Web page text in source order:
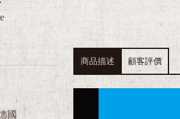
國
商品描述 顧客評價